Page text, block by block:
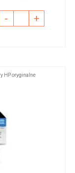
- +
HP oryginalne